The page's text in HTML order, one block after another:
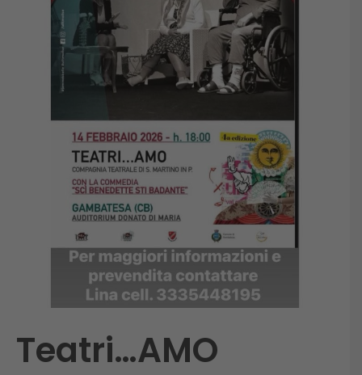
Teatri…AMO